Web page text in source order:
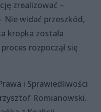
zrealizować –
Nie widać przeszkód,
kropka została
rozpoczął się
i Sprawiedliwości
Romianowski.